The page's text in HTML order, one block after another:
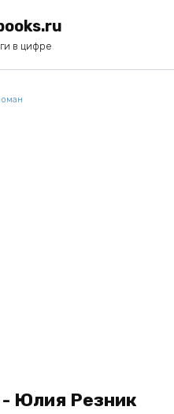
в цифре
- Юлия Резник